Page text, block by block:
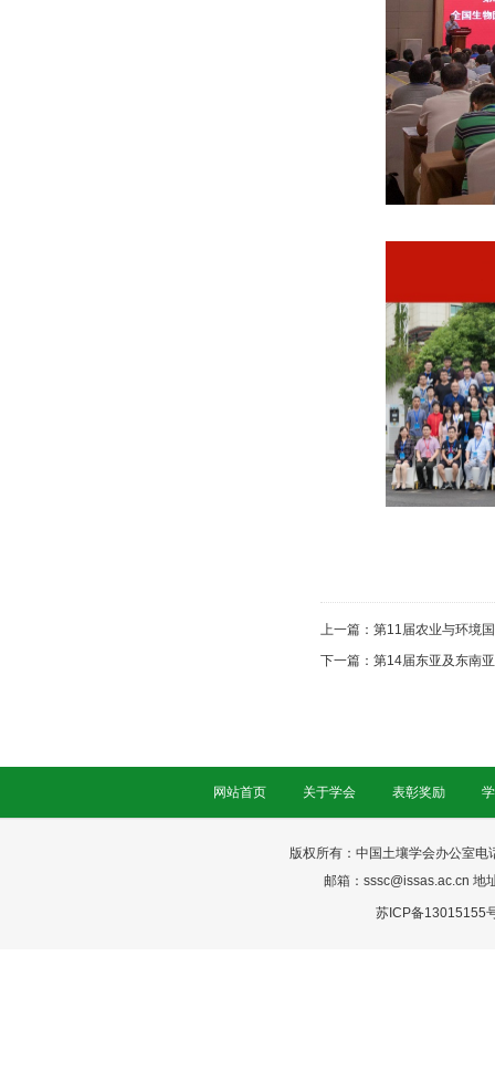
上一篇： 第11届农业与环境
下一篇： 第14届东亚及东南
网站首页 关于学会 表彰奖励
版权所有：中国土壤学会办公室
邮箱：sssc@issas.ac.cn 地
苏ICP备13015155